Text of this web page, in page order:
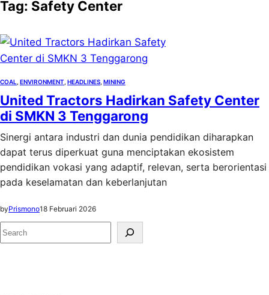
Tag: Safety Center
COAL ENVIRONMENT HEADLINES MINING
United Tractors Hadirkan Safety Center
di SMKN 3 Tenggarong
Sinergi antara industri dan dunia pendidikan diharapkan
dapat terus diperkuat guna menciptakan ekosistem
pendidikan vokasi yang adaptif, relevan, serta berorientasi
pada keselamatan dan keberlanjutan
byPrismono18 Februari 2026
S
e